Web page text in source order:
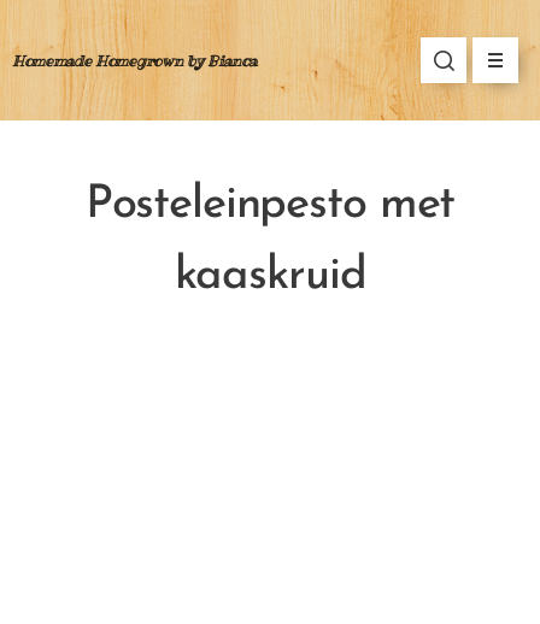
Homemade Homegrown by Bianca
Posteleinpesto met
kaaskruid